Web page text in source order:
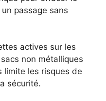
passage sans
actives sur les
non métalliques
limite les risques de
sécurité.